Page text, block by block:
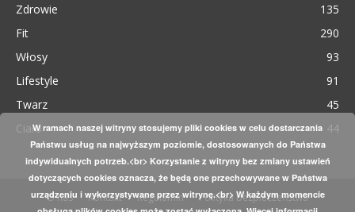
Zdrowie
135
Fit
290
Włosy
93
Lifestyle
91
Twarz
45
Ciało
44
O nas Kontakt Regulamin Polityka bezpieczeństwa
W ramach naszej witryny stosujemy pliki cookies w celu dostarczania
Państwu usług na najwyższym poziomie, dostosowanych do Państwa
indywidualnych potrzeb.<br> Korzystanie z witryny bez zmiany ustawień
dotyczących cookies oznacza, że będą one przechowywane w Państwa
urządzeniu i wykorzystywane przez witrynę.<br> W każdym momencie